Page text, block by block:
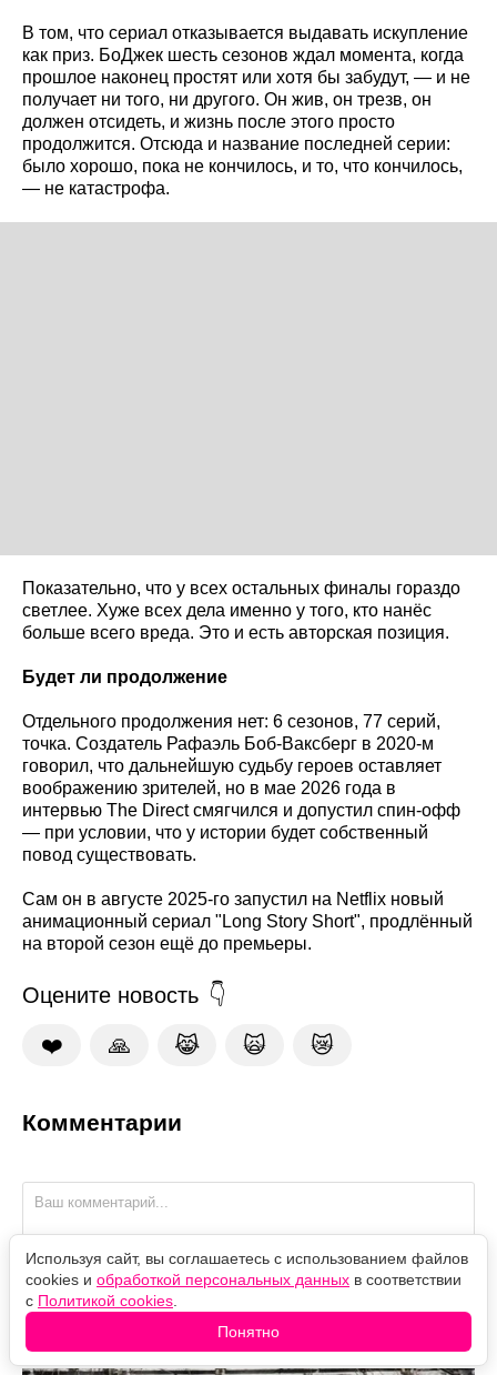
В том, что сериал отказывается выдавать искупление
как приз. БоДжек шесть сезонов ждал момента, когда
прошлое наконец простят или хотя бы забудут, — и не
получает ни того, ни другого. Он жив, он трезв, он
должен отсидеть, и жизнь после этого просто
продолжится. Отсюда и название последней серии:
было хорошо, пока не кончилось, и то, что кончилось,
— не катастрофа.
Показательно, что у всех остальных финалы гораздо
светлее. Хуже всех дела именно у того, кто нанёс
больше всего вреда. Это и есть авторская позиция.
Будет ли продолжение
Отдельного продолжения нет: 6 сезонов, 77 серий,
точка. Создатель Рафаэль Боб-Ваксберг в 2020-м
говорил, что дальнейшую судьбу героев оставляет
воображению зрителей, но в мае 2026 года в
интервью The Direct смягчился и допустил спин-офф
— при условии, что у истории будет собственный
повод существовать.
Сам он в августе 2025-го запустил на Netflix новый
анимационный сериал "Long Story Short", продлённый
на второй сезон ещё до премьеры.
Оцените новость
❤️ 🙏 😹 🙀 😿
Комментарии
Присяжные гибнут один за другим: кто убийца в
Используя сайт, вы соглашаетесь с использованием файлов
cookies и обработкой персональных данных в соответствии
с Политикой cookies
Понятно